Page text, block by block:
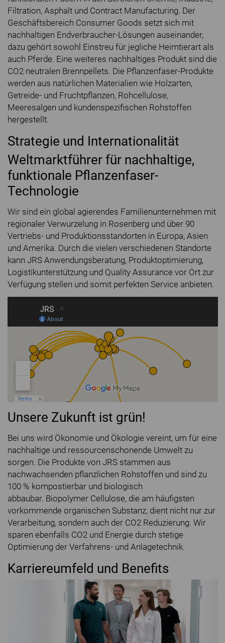
Filtration, Asphalt und Contract Manufacturing. Der
Geschäftsbereich Consumer Goods setzt sich mit
nachhaltigen Endverbraucher-Lösungen auseinander,
dazu gehört sowohl Einstreu für jegliche Heimtierart als
auch Pferde. Eine weiteres nachhaltiges Produkt sind die
CO2 neutralen Brennpellets. Die Pflanzenfaser-Produkte
werden aus natürlichen Materialien wie Holzarten,
Getreide- und Fruchtpflanzen, Rohcellulose,
Meeresalgen und kundenspezifischen Rohstoffen
hergestellt.
Strategie und Internationalität
Weltmarktführer für nachhaltige,
funktionale Pflanzenfaser-
Technologie
Wir sind ein global agierendes Familienunternehmen mit
regionaler Verwurzelung in Rosenberg und über 90
Vertriebs- und Produktionsstandorten in Europa, Asien
und Amerika. Durch die vielen verschiedenen Standorte
kann JRS Anwendungsberatung, Produktoptimierung,
Logistikunterstützung und Quality Assurance vor Ort zur
Verfügung stellen und somit perfekten Service anbieten.
Unsere Zukunft ist grün!
Bei uns wird Ökonomie und Ökologie vereint, um für eine
nachhaltige und ressourcenschonende Umwelt zu
sorgen. Die Produkte von JRS stammen aus
nachwachsenden pflanzlichen Rohstoffen und sind zu
100 % kompostierbar und biologisch
abbaubar. Biopolymer Cellulose, die am häufigsten
vorkommende organischen Substanz, dient nicht nur zur
Verarbeitung, sondern auch der CO2 Reduzierung. Wir
sparen ebenfalls CO2 und Energie durch stetige
Optimierung der Verfahrens- und Anlagetechnik.
Karriereumfeld und Benefits